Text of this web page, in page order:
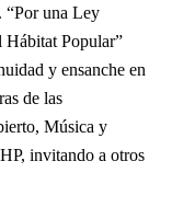
una Ley
Hábitat Popular”
y ensanche en
de las
Música y
invitando a otros